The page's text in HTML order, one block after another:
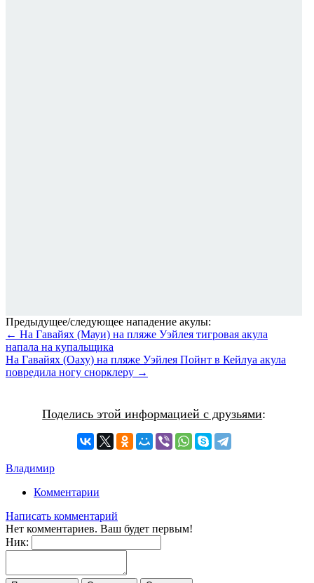
Предыдущее/следующее нападение акулы:
← На Гавайях (Мауи) на пляже Уэйлея тигровая акула
напала на купальщика
На Гавайях (Оаху) на пляже Уэйлея Пойнт в Кейлуа акула
повредила ногу снорклеру →
Поделись этой информацией с друзьями:
Владимир
Комментарии
Написать комментарий
Нет комментариев. Ваш будет первым!
Ник: